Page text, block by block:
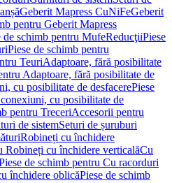
Geberit Mapress CuNiFeGeberit
pentru Geberit Mapress
de schimb pentru MufeReducţiiPiese
Piese de schimb pentru
TeuriAdaptoare, fără posibilitate
Adaptoare, fără posibilitate de
cu posibilitate de desfacerePiese
cu posibilitate de
pentru TreceriAccesorii pentru
de sistemSeturi de șuruburi
Robineți cu închidere
Robineți cu închidere verticalăCu
de schimb pentru Cu racorduri
închidere oblicăPiese de schimb